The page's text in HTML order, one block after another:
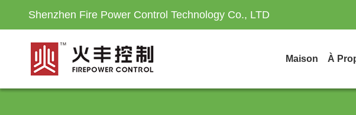
Shenzhen Fire Power Control Technology Co., LTD
Maison À